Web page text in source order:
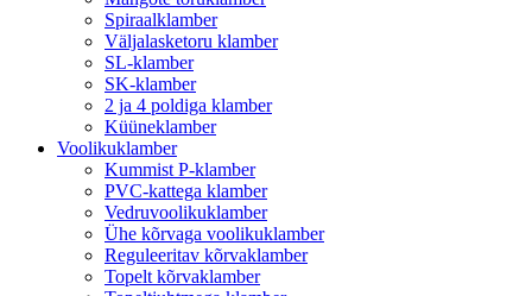
Spiraalklamber
Väljalasketoru klamber
SL-klamber
SK-klamber
2 ja 4 poldiga klamber
Küüneklamber
Voolikuklamber
Kummist P-klamber
PVC-kattega klamber
Vedruvoolikuklamber
Ühe kõrvaga voolikuklamber
Reguleeritav kõrvaklamber
Topelt kõrvaklamber